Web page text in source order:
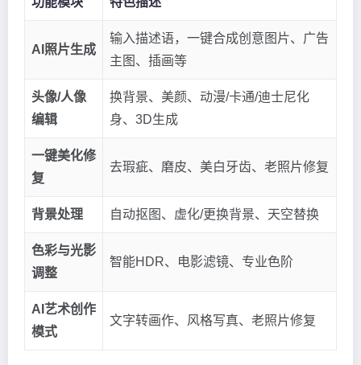
AI照片生成
输入描述语，一键合成创意图片、广告
主图、插画等
头像/人像
编辑
换背景、美颜、动漫/卡通/迪士尼化
身、3D生成
一键美化修
复
去瑕疵、磨皮、美白牙齿、老照片修复
背景处理 自动抠图、虚化/更换背景、天空替换
色彩与光影
调整
智能HDR、电影滤镜、专业色阶
AI艺术创作
模式
文字转画作、风格写真、老照片修复